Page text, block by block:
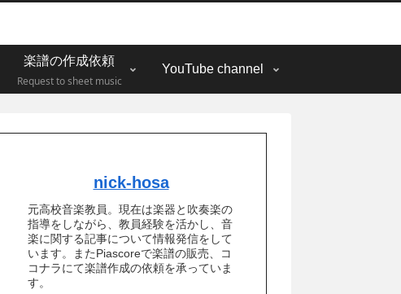
楽譜の作成依頼
Request to sheet music
YouTube channel
nick-hosa
元高校音楽教員。現在は楽器と吹奏楽の
指導をしながら、教員経験を活かし、音
楽に関する記事について情報発信をして
います。またPiascoreで楽譜の販売、コ
コナラにて楽譜作成の依頼を承っていま
す。